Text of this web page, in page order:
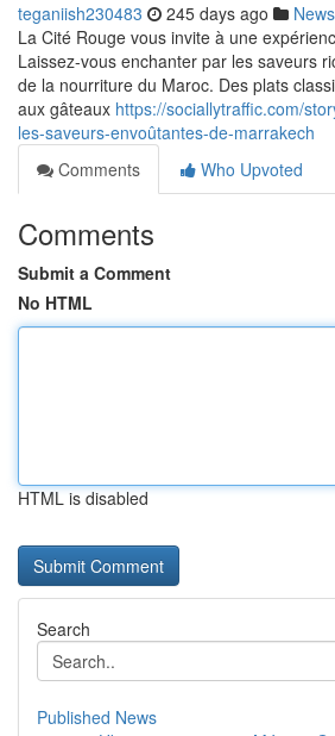
teganiish230483 245 days ago News
La Cité Rouge vous invite à une
Laissez-vous enchanter par les saveurs
de la nourriture du Maroc. Des plats
aux gâteaux https://sociallytraffic.com/
les-saveurs-envoûtantes-de-marrakech
Comments
Who Upvoted
Comments
Submit a Comment
No HTML
HTML is disabled
Search
Published News